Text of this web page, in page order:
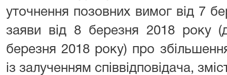
уточнення позовних вимог від 7
заяви від 8 березня 2018 року
березня 2018 року) про
із залученням співвідповідача,